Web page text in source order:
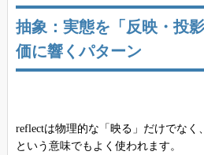
抽象：実態を「反映・投
価に響くパターン
reflectは物理的な「映る」だけでなく
という意味でもよく使われます。